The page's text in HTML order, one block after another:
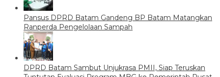
Pansus DPRD Batam Gandeng BP Batam Matangkan
Ranperda Pengelolaan Sampah
DPRD Batam Sambut Unjukrasa PMII, Siap Teruskan